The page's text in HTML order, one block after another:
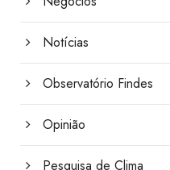
Notícias
Observatório Findes
Opinião
Pesquisa de Clima